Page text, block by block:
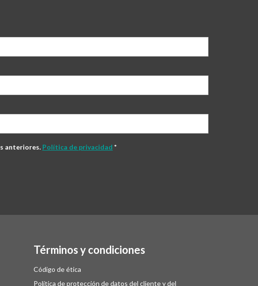
anteriores. Política de privacidad *
Términos y condiciones
Código de ética
Política de protección de datos del cliente y del